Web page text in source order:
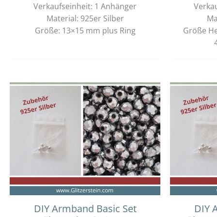
Verkaufseinheit: 1 Anhänger
Material: 925er Silber
Größe: 13×15 mm plus Ring
Größe
DIY Armband Basic Set
Dieses
Produkt
weist
mehrere
Varianten
auf.
Die
Optionen
können
auf
Preisspanne:
12,00 €
bis
13,00 €
DIY